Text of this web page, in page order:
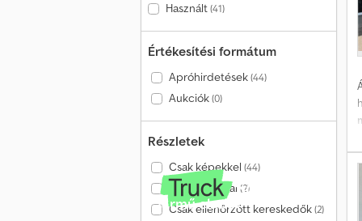
Használt(41)
Értékesítési formátum
Apróhirdetések(44)
Aukciók(0)
Részletek
Csak képekkel (44)
Csak videóval (2)
Csak ellenőrzött kereskedők(2)
Jármű eladó?